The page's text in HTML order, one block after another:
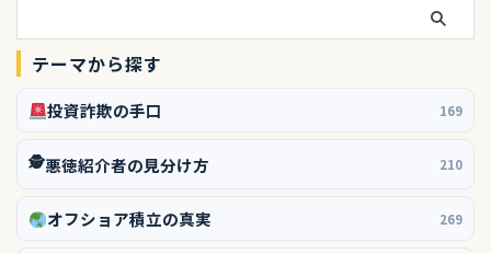
テーマから探す
投資詐欺の手口 169
🕵️悪徳紹介者の見分け方 210
オフショア積立の真実 269